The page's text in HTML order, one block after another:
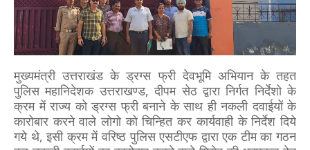
मुख्यमंत्री उत्तराखंड के ड्रग्स फ्री देवभूमि अभियान के तहत
पुलिस महानिदेशक उत्तराखण्ड, दीपम सेठ द्वारा निर्गत निर्देशो के
क्रम में राज्य को ड्रग्स फ्री बनाने के साथ ही नकली दवाईयों के
कारोबार करने वाले लोगो को चिन्हित कर कार्यवाही के निर्देश दिये
गये थे, इसी क्रम में वरिष्ठ पुलिस एसटीएफ द्वारा एक टीम का गठन